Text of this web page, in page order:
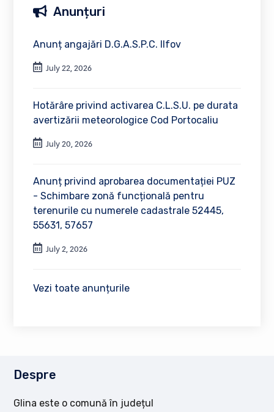
Anunțuri
Anunț angajări D.G.A.S.P.C. Ilfov
July 22, 2026
Hotărâre privind activarea C.L.S.U. pe durata
avertizării meteorologice Cod Portocaliu
July 20, 2026
Anunț privind aprobarea documentației PUZ
- Schimbare zonă funcțională pentru
terenurile cu numerele cadastrale 52445,
55631, 57657
July 2, 2026
Vezi toate anunțurile
Despre
Glina este o comună în județul